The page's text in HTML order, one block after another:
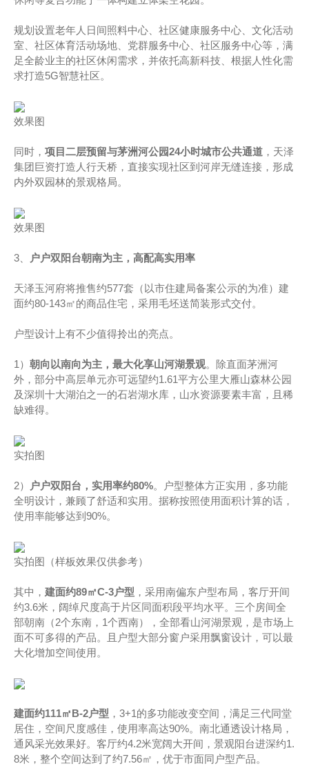
规划设置老年人日间照料中心、社区健康服务中心、文化活动
室、社区体育活动场地、党群服务中心、社区服务中心等，满
足全龄业主的社区休闲需求，并依托高新科技、根据人性化需
求打造5G智慧社区。
效果图
同时， 项目二层预留与茅洲河公园24小时城市公共通道 ，天泽
集团巨资打造人行天桥，直接实现社区到河岸无缝连接，形成
内外双园林的景观格局。
效果图
3、 户户双阳台朝南为主，高配高实用率
天泽玉河府将推售约577套（以市住建局备案公示的为准）建
面约80-143㎡的商品住宅，采用毛坯送简装形式交付。
户型设计上有不少值得拎出的亮点。
1） 朝向以南向为主，最大化享山河湖景观。除直面茅洲河
外，部分中高层单元亦可远望约1.61平方公里大雁山森林公园
及深圳十大湖泊之一的石岩湖水库，山水资源要素丰富，且稀
缺难得。
实拍图
2） 户户双阳台，实用率约80%。户型整体方正实用，多功能
全明设计，兼顾了舒适和实用。据称按照使用面积计算的话，
使用率能够达到90%。
实拍图（样板效果仅供参考）
其中， 建面约89㎡C-3户型 ，采用南偏东户型布局，客厅开间
约3.6米，阔绰尺度高于片区同面积段平均水平。三个房间全
部朝南（2个东南，1个西南），全部看山河湖景观，是市场上
面不可多得的产品。且户型大部分窗户采用飘窗设计，可以最
大化增加空间使用。
建面约111㎡B-2户型 ，3+1的多功能改变空间，满足三代同堂
居住，空间尺度感佳，使用率高达90%。南北通透设计格局，
通风采光效果好。客厅约4.2米宽阔大开间，景观阳台进深约1.
8米，整个空间达到了约7.56㎡，优于市面同户型产品。